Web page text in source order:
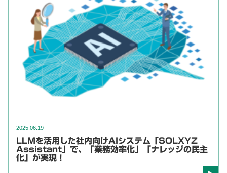
2025.06.19
LLMを活用した社内向けAIシステム「SOLXYZ
Assistant」で、「業務効率化」「ナレッジの民主
化」が実現！